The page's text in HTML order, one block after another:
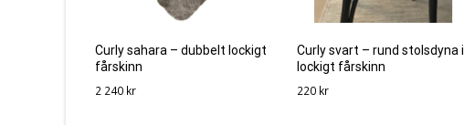
Curly sahara – dubbelt lockigt
fårskinn
2 240 kr
Curly svart – rund stolsdyna i
lockigt fårskinn
220 kr